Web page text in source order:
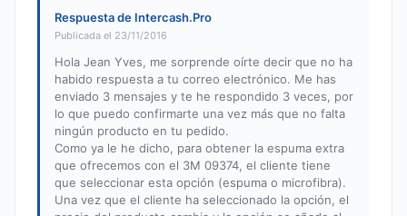
Respuesta de Intercash.Pro
Publicada el 23/11/2016
Hola Jean Yves, me sorprende oírte decir que no ha
habido respuesta a tu correo electrónico. Me has
enviado 3 mensajes y te he respondido 3 veces, por
lo que puedo confirmarte una vez más que no falta
ningún producto en tu pedido.
Como ya le he dicho, para obtener la espuma extra
que ofrecemos con el 3M 09374, el cliente tiene
que seleccionar esta opción (espuma o microfibra).
Una vez que el cliente ha seleccionado la opción, el